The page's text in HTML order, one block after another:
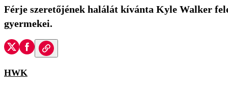
Férje szeretőjének halálát kívánta Kyle Walker
gyermekei.
HWK